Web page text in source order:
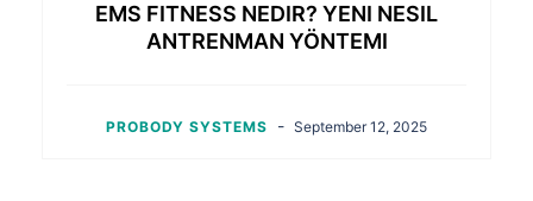
EMS FITNESS NEDIR? YENI NESIL
ANTRENMAN YÖNTEMI
PROBODY SYSTEMS - September 12, 2025